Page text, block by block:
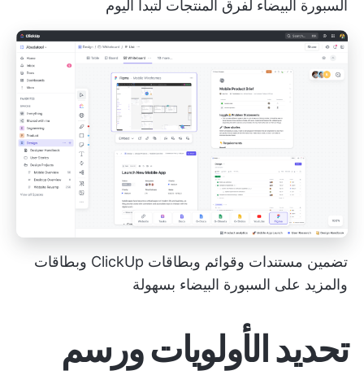
السبورة البيضاء لفرق المنتجات لتبدأ اليوم
تضمين مستندات وقوائم وبطاقات ClickUp وبطاقات
والمزيد على السبورة البيضاء بسهولة
تحديد الأولويات ورسم